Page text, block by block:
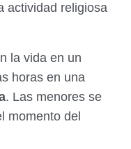
actividad religiosa
la vida en un
horas en una
. Las menores se
momento del